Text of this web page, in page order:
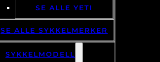
SE ALLE YETI
SE ALLE SYKKELMERKER
SYKKELMODELL